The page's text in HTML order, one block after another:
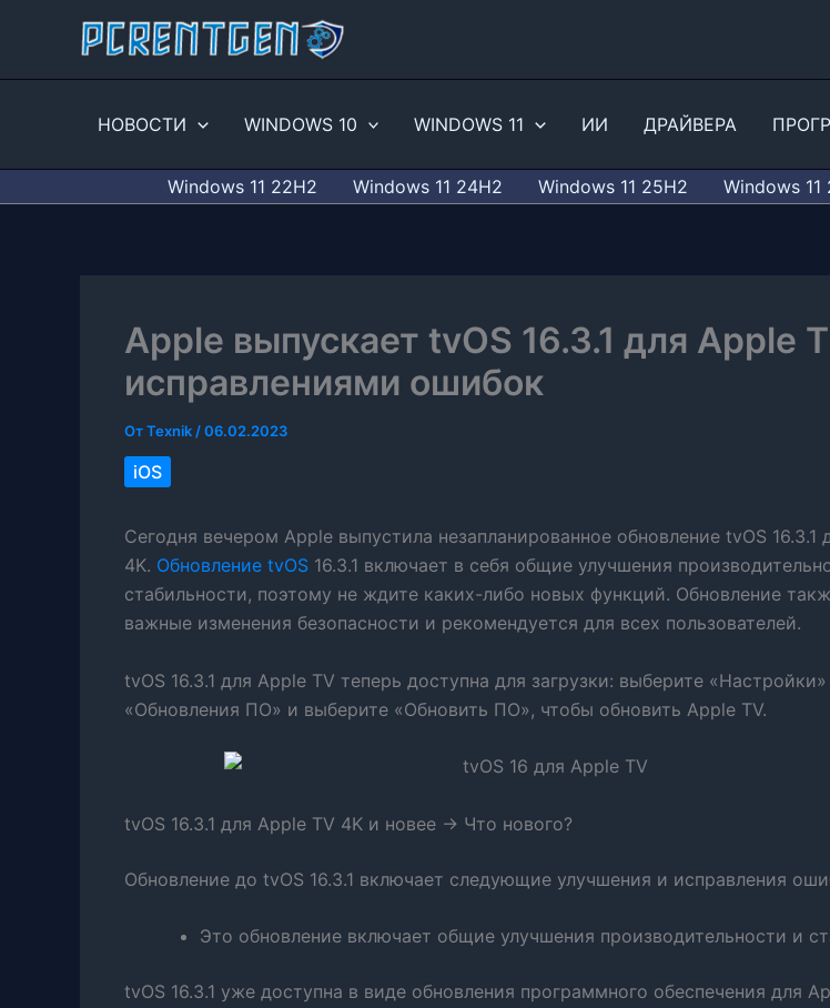
НОВОСТИ WINDOWS 10 WINDOWS 11 ИИ ДРАЙВЕРА
Windows 11 22H2 Windows 11 24H2 Windows 11 25H2 Windows 11
Apple выпускает tvOS 16.3.1 для Apple
исправлениями ошибок
ОтTexnik /06.02.2023
iOS
Сегодня вечером Apple выпустила незапланированное обновление tvOS 16.3.1
4K. Обновление tvOS 16.3.1 включает в себя общие улучшения
стабильности, поэтому не ждите каких-либо новых функций. Обновление
важные изменения безопасности и рекомендуется для всех пользователей.
tvOS 16.3.1 для Apple TV теперь доступна для загрузки: выберите
«Обновления ПО» и выберите «Обновить ПО», чтобы обновить Apple TV.
tvOS 16.3.1 для Apple TV 4K и новее -> Что нового?
Обновление до tvOS 16.3.1 включает следующие улучшения и исправления
Это обновление включает общие улучшения производительности и
tvOS 16.3.1 уже доступна в виде обновления программного обеспечения для